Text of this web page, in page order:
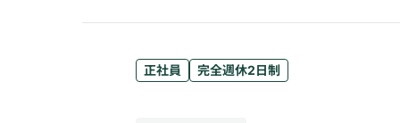
正社員 完全週休2日制